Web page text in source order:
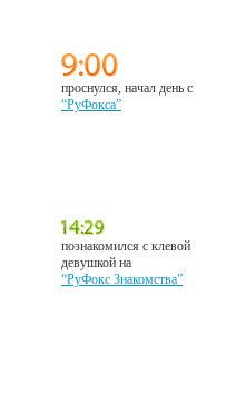
проснулся, начал день с
“РуФокса”
познакомился с клевой
девушкой на
“РуФокс Знакомства”